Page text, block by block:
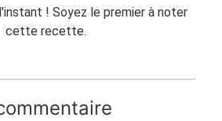
! Soyez le premier à noter
cette recette.